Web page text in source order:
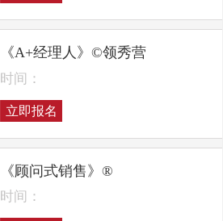
《A+经理人》©领秀营
时间：
立即报名
《顾问式销售》®
时间：